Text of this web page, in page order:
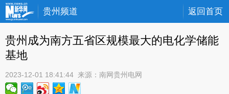
贵州频道 返回首页
贵州成为南方五省区规模最大的电化学储能
基地
2023-12-01 18:41:44 来源： 南网贵州电网